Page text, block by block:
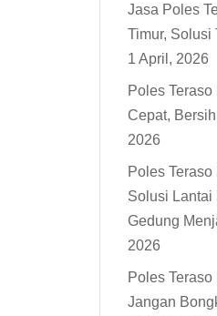
Jasa Poles
Timur, Solusi
1 April, 2026
Poles
Cepat,
2026
Poles Teraso
Solusi Lantai
Gedung
2026
Poles Teraso
Jangan